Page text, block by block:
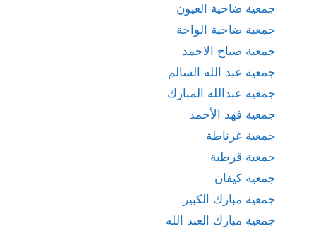
جمعية ضاحية العيون
جمعية ضاحية الواحة
جمعية صباح الاحمد
جمعية عبد الله السالم
جمعية عبدالله المبارك
جمعية فهد الأحمد
جمعية غرناطة
جمعية قرطبة
جمعية كيفان
جمعية مبارك الكبير
جمعية مبارك العبد الله